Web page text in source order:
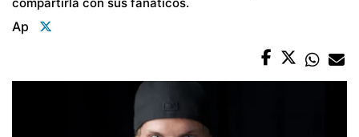
compartirla con sus fanáticos.
Ap